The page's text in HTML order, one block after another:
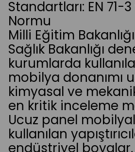
Standartları: EN 71-3
Normu
Milli Eğitim
Sağlık Bakanlığı
kurumlarda
mobilya donanımı
kimyasal ve
en kritik inceleme
Ucuz panel
kullanılan
endüstriyel